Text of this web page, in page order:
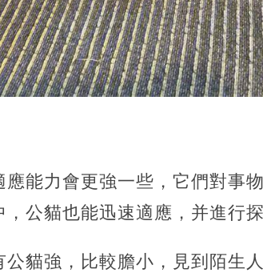
能力會更強一些，它們對事
公貓也能迅速適應，并進行
貓強，比較膽小，見到陌生